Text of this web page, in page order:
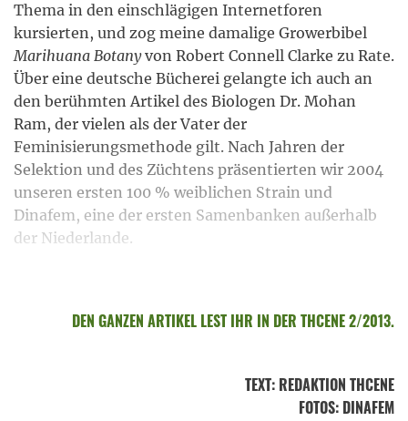
Thema in den einschlägigen Internetforen
kursierten, und zog meine damalige Growerbibel
Marihuana Botanyvon Robert Connell Clarke zu Rate.
Über eine deutsche Bücherei gelangte ich auch an
den berühmten Artikel des Biologen Dr. Mohan
Ram, der vielen als der Vater der
Feminisierungsmethode gilt. Nach Jahren der
Selektion und des Züchtens präsentierten wir 2004
unseren ersten 100 % weiblichen Strain und
Dinafem, eine der ersten Samenbanken außerhalb
der Niederlande.
DEN GANZEN ARTIKEL LEST IHR IN DER THCENE 2/2013.
TEXT: REDAKTION THCENE
FOTOS: DINAFEM